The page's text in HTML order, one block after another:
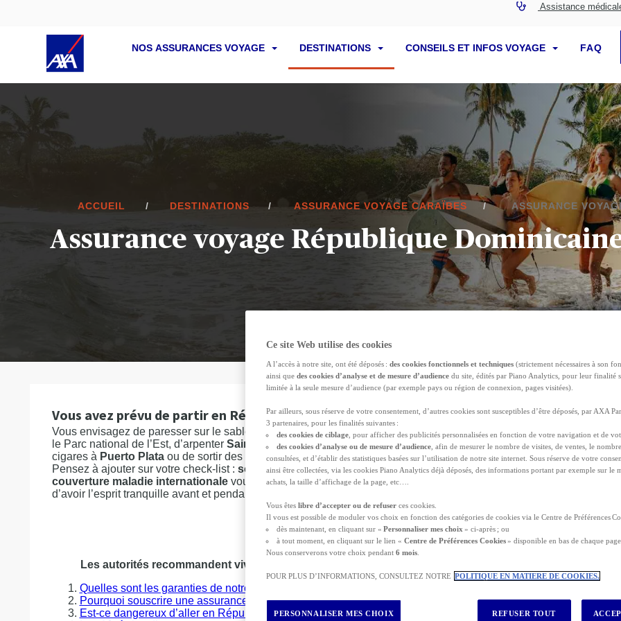
Assistance
NOS ASSURANCES VOYAGE DESTINATIONS CONSEILS ET INFOS VOYAGE FAQ
ACCUEIL DESTINATIONS ASSURANCE VOYAGE CARAÏBES ASSURANCE
Assurance voyage République
Vous avez prévu de partir en République dominicaine
Vous envisagez de paresser sur le sable blanc dePunta Cana, de découvrir les 800 espèces d’oiseaux et de fleurs
le Parc national de l’Est, d’arpenter Saint-Domingue, qui fut la première ville du Nouveau Monde, de visiter une
cigares à Puerto Plataou de sortir des sentiers battus à Rio San Juan ?
Pensez à ajouter sur votre check-list : souscrire une assurance voyageavant de partir en République
couverture maladie internationalevous protège tout au long de votre séjour dans ce pays des Caraïbes et vous
d’avoir l’esprit tranquille avant et pendant vos vacances.
OBTENEZ VOTRE DEVIS GRATUIT
Les autorités recommandent vivement de souscrire une assurance Voyage pour la République
Quelles sont les garanties de notre assurance voyage République dominicaine ?
Pourquoi souscrire une assurance internationale pour Punta Cana ?
Est-ce dangereux d’aller en République dominicaine ?
Ce site Web utilise des cookies
A l’accès à notre site, ont été déposés : des cookies fonctionnels et techniques (strictement nécessaires à son
ainsi que des cookies d’analyse et de mesure d’audience du site, édités par Piano Analytics, pour leur finalité
limitée à la seule mesure d’audience (par exemple pays ou région de connexion, pages visitées).
Par ailleurs, sous réserve de votre consentement, d’autres cookies sont susceptibles d’être déposés, par AXA
3 partenaires, pour les finalités suivantes :
des cookies de ciblage , pour afficher des publicités personnalisées en fonction de votre navigation et de
des cookies d’analyse ou de mesure d’audience , afin de mesurer le nombre de visites, de ventes, le
consultées, et d’établir des statistiques basées sur l’utilisation de notre site internet. Sous réserve de votre
ainsi être collectées, via les cookies Piano Analytics déjà déposés, des informations portant par exemple sur le
achats, la taille d’affichage de la page, etc….
Vous êtes libre d’accepter ou de refuser ces cookies.
Il vous est possible de moduler vos choix en fonction des catégories de cookies via le Centre de Préférences
dès maintenant, en cliquant sur «Personnaliser mes choix » ci-après ; ou
à tout moment, en cliquant sur le lien «Centre de Préférences Cookies» disponible en bas de chaque
Nous conserverons votre choix pendant 6 mois
POUR PLUS D’INFORMATIONS, CONSULTEZ NOTRE POLITIQUE EN MATIERE DE COOKIES.
PERSONNALISER MES CHOIX REFUSER TOUT